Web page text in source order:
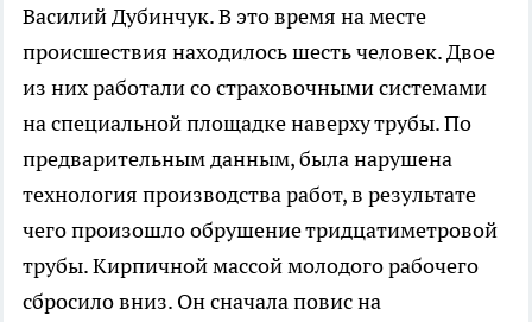
Василий Дубинчук. В это время на месте
происшествия находилось шесть человек. Двое
из них работали со страховочными системами
на специальной площадке наверху трубы. По
предварительным данным, была нарушена
технология производства работ, в результате
чего произошло обрушение тридцатиметровой
трубы. Кирпичной массой молодого рабочего
сбросило вниз. Он сначала повис на